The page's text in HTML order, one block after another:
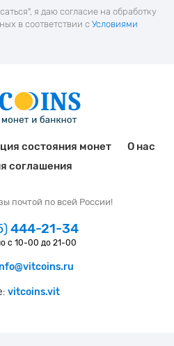
я даю согласие на обработку
в соответствии с Условиями
состояния монет
О нас
соглашения
почтой по всей России!
444-21-34
с 10-00 до 21-00
vitcoins.vit